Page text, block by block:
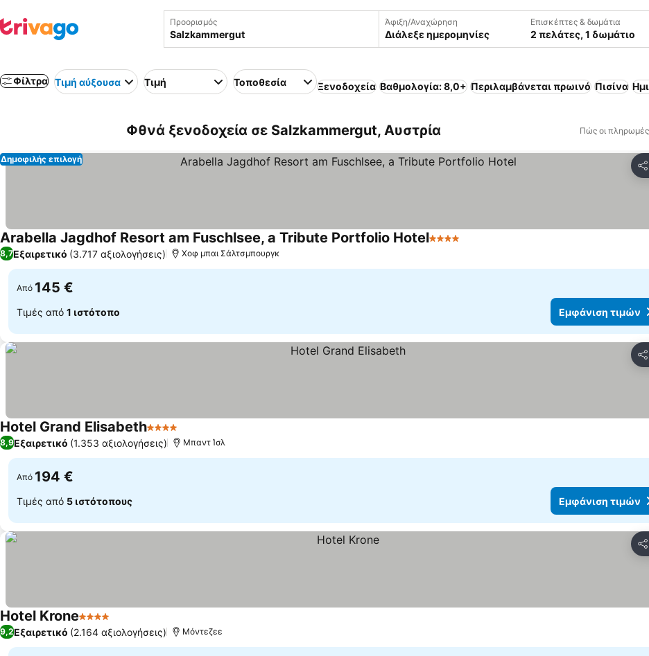
Προορισμός Άφιξη/Αναχώρηση
Διάλεξε ημερομηνίες
Επισκέπτες & δωμάτια
2 πελάτες, 1 δωμάτιο
Φίλτρα Τιμή αύξουσα Τιμή Τοποθεσία Ξενοδοχεία Βαθμολογία: 8,0+ Περιλαμβάνεται πρωινό Πισίνα
Φθνά ξενοδοχεία σε Salzkammergut, Αυστρία Πώς οι
Δημοφιλής επιλογή
Arabella Jagdhof Resort am Fuschlsee, a Tribute Portfolio Hotel4 Αστέρια
8,7Εξαιρετικό (3.717 αξιολογήσεις) Χοφ μπαι Σάλτσμπουργκ
Από 145 €
Τιμές από 1 ιστότοπο Εμφάνιση τιμών
Hotel Grand Elisabeth4 Αστέρια
8,9Εξαιρετικό (1.353 αξιολογήσεις) Μπαντ Ίσλ
Από 194 €
Τιμές από 5 ιστότοπους Εμφάνιση τιμών
Hotel Krone4 Αστέρια
9,2Εξαιρετικό (2.164 αξιολογήσεις) Μόντεζεε